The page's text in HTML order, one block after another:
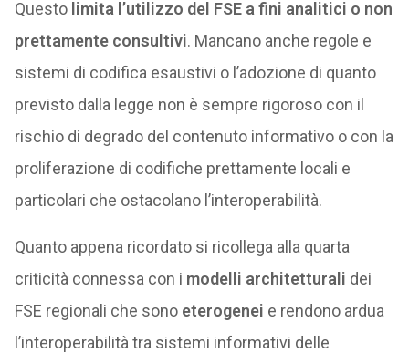
Questo limita l’utilizzo del FSE a fini analitici o non
prettamente consultivi. Mancano anche regole e
sistemi di codifica esaustivi o l’adozione di quanto
previsto dalla legge non è sempre rigoroso con il
rischio di degrado del contenuto informativo o con la
proliferazione di codifiche prettamente locali e
particolari che ostacolano l’interoperabilità.
Quanto appena ricordato si ricollega alla quarta
criticità connessa con i modelli architetturali dei
FSE regionali che sono eterogenei e rendono ardua
l’interoperabilità tra sistemi informativi delle